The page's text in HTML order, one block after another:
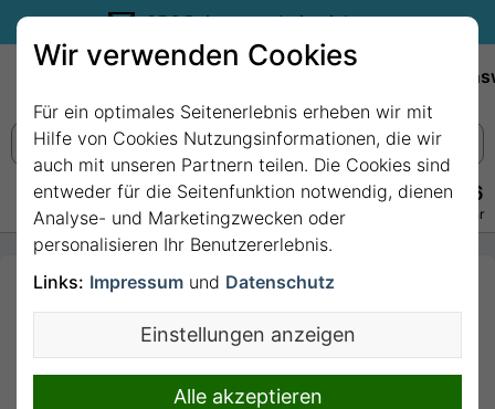
35€ Reisegutschein sichern.
+49 228 3875 7256
Persönlich · Kostenlos · Täglich 08–22 Uhr
4 Nächte Mittelmeer
ab/bis Barcelona mit
MSC Euribia
4 Nächte von/bis Barcelona
Wir verwenden Cookies
Für ein optimales Seitenerlebnis erheben wir mit
Hilfe von Cookies Nutzungsinformationen, die wir
auch mit unseren Partnern teilen. Die Cookies sind
entweder für die Seitenfunktion notwendig, dienen
Analyse- und Marketingzwecken oder
personalisieren Ihr Benutzererlebnis.
Links: Impressum und Datenschutz
Einstellungen anzeigen
Alle akzeptieren